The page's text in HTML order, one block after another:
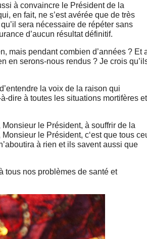
à convaincre le Président de la
en fait, ne s’est avérée que de très
sera nécessaire de répéter sans
d’aucun résultat définitif.
mais pendant combien d’années ? Et
en serons-nous rendus ? Je crois
la voix de la raison qui
dire à toutes les situations mortifères et
le Président, à souffrir de la
le Président, c‘est que tous
à rien et ils savent aussi que
tous nos problèmes de santé et